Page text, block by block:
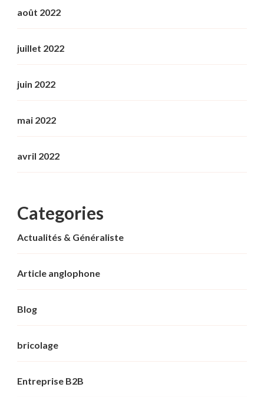
août 2022
juillet 2022
juin 2022
mai 2022
avril 2022
Categories
Actualités & Généraliste
Article anglophone
Blog
bricolage
Entreprise B2B